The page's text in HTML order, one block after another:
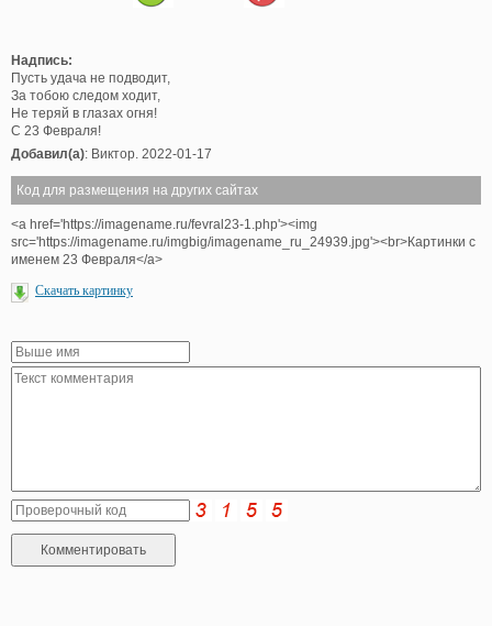
Надпись:
Пусть удача не подводит,
За тобою следом ходит,
Не теряй в глазах огня!
С 23 Февраля!
Добавил(а): Виктор. 2022-01-17
Код для размещения на других сайтах
<a href='https://imagename.ru/fevral23-1.php'><img
src='https://imagename.ru/imgbig/imagename_ru_24939.jpg'><br>Картинки с
именем 23 Февраля</a>
Скачать картинку